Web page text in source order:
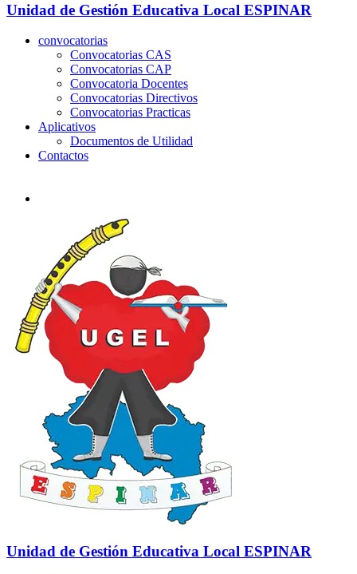
Unidad de Gestión Educativa Local ESPINAR
convocatorias
Convocatorias CAS
Convocatorias CAP
Convocatoria Docentes
Convocatorias Directivos
Convocatorias Practicas
Aplicativos
Documentos de Utilidad
Contactos
Unidad de Gestión Educativa Local ESPINAR